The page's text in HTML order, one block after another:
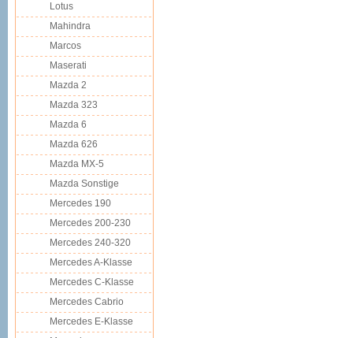
Lotus
Mahindra
Marcos
Maserati
Mazda 2
Mazda 323
Mazda 6
Mazda 626
Mazda MX-5
Mazda Sonstige
Mercedes 190
Mercedes 200-230
Mercedes 240-320
Mercedes A-Klasse
Mercedes C-Klasse
Mercedes Cabrio
Mercedes E-Klasse